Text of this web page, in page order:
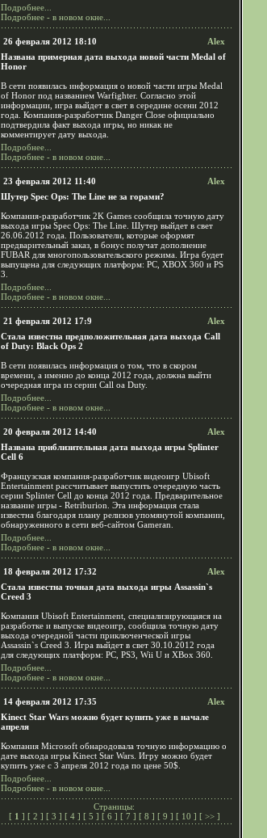
Подробнее...
Подробнее - в новом окне...
26 февраля 2012 18:10
Alex
Названа примерная дата выхода новой части Medal of
Honor
В сети появилась информация о новой части игры Medal
of Honor под названием Warfighter. Согласно этой
информации, игра выйдет в свет в середине осени 2012
года. Компания-разработчик Danger Close официально
подтвердила факт выхода игры, но никак не
комментирует дату выхода.
Подробнее...
Подробнее - в новом окне...
23 февраля 2012 11:40
Alex
Шутер Spec Ops: The Line не за горами?
Компания-разработчик 2K Games сообщила точную дату
выхода игры Spec Ops: The Line. Шутер выйдет в свет
26.06.2012 года. Пользователи, которые оформят
предварительный заказ, в бонус получат дополнение
FUBAR для многопользовательского режима. Игра будет
выпущена для следующих платформ: PC, XBOX 360 и PS
3.
Подробнее...
Подробнее - в новом окне...
21 февраля 2012 17:9
Alex
Стала известна предположительная дата выхода Call
of Duty: Black Ops 2
В сети появилась информация о том, что в скором
времени, а именно до конца 2012 года, должна выйти
очередная игра из серии Call oа Duty.
Подробнее...
Подробнее - в новом окне...
20 февраля 2012 14:40
Alex
Названа приблизительная дата выхода игры Splinter
Cell 6
Французская компания-разработчик видеоигр Ubisoft
Entertainment рассчитывает выпустить очередную часть
серии Splinter Cell до конца 2012 года. Предварительное
название игры - Retriburion. Эта информация стала
известна благодаря плану релизов упомянутой компании,
обнаруженного в сети веб-сайтом Gameran.
Подробнее...
Подробнее - в новом окне...
18 февраля 2012 17:32
Alex
Стала известна точная дата выхода игры Assassin`s
Creed 3
Компания Ubisoft Entertainment, специализирующаяся на
разработке и выпуске видеоигр, сообщила точную дату
выхода очередной части приключенческой игры
Assassin`s Creed 3. Игра выйдет в свет 30.10.2012 года
для следующих платформ: PC, PS3, Wii U и XBox 360.
Подробнее...
Подробнее - в новом окне...
14 февраля 2012 17:35
Alex
Kinect Star Wars можно будет купить уже в начале
апреля
Компания Microsoft обнародовала точную информацию о
дате выхода игры Kinect Star Wars. Игру можно будет
купить уже с 3 апреля 2012 года по цене 50$.
Подробнее...
Подробнее - в новом окне...
Страницы:
[ 1 ] [ 2 ] [ 3 ] [ 4 ] [ 5 ] [ 6 ] [ 7 ] [ 8 ] [ 9 ] [ 10 ] [ >> ]